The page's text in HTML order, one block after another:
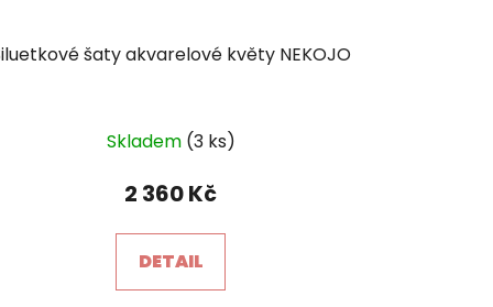
šaty akvarelové květy NEKOJO
Skladem (3 ks)
2 360 Kč
DETAIL